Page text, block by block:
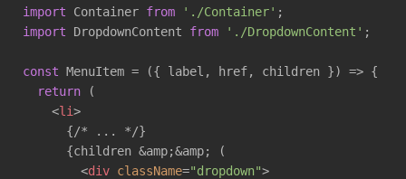
import Container from './Container'
import DropdownContent from './DropdownContent' ;
const MenuItem = ({ label, href, children }) => {
return (
<li>
      {/* ... */}
      {children &amp;&amp; (
<div className="dropdown">